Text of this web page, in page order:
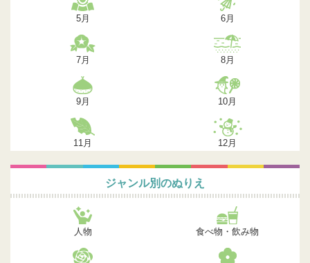
5月 6月
7月 8月
9月 10月
11月 12月
ジャンル別のぬりえ
人物 食べ物・飲み物